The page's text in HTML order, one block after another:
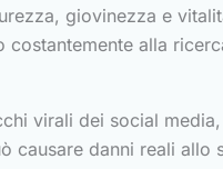
giovinezza e
alla
virali dei social
causare danni reali allo